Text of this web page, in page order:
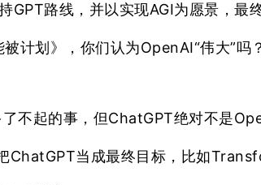
GPT路线，并以实现AGI为愿景，最
计划》，你们认为OpenAI“伟大”吗
不起的事，但ChatGPT绝对不是
ChatGPT当成最终目标，比如